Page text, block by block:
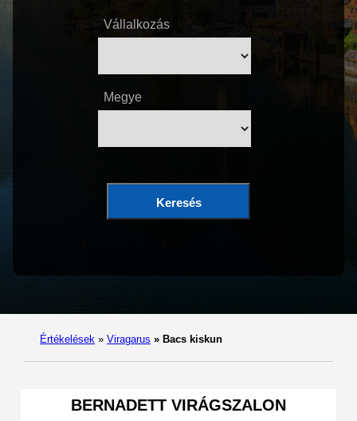
Vállalkozás
Megye
Keresés
Értékelések » Viragarus » Bacs kiskun
BERNADETT VIRÁGSZALON